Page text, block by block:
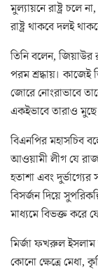
মুল্যায়নে রাষ্ট্র চলে
রাষ্ট্র থাকবে দলই
তিনি বলেন,
পরম শ্রদ্ধায়। কাজেই
জোরে নোংরাভাবে
একইভাবে তারাও মুছে
বিএনপির মহাসচিব
আওয়ামী লীগ যে
হতাশা এবং
বিসর্জন দিয়ে
মাধ্যমে বিভক্ত করে
মির্জা ফখরুল ইসলাম
কোনো ক্ষেত্রে মেধা,